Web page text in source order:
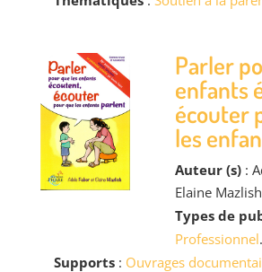
Parler
enfants
écouter
les
Auteur (s):
Elaine Mazlish
Types de
Professionnel.
Supports: Ouvrages